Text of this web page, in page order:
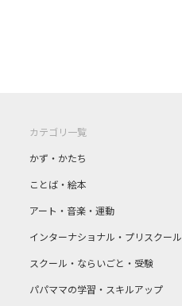
カテゴリ一覧
かず・かたち
ことば・絵本
アート・音楽・運動
インターナショナル・プリスクール
スクール・ならいごと・受験
パパママの学習・スキルアップ